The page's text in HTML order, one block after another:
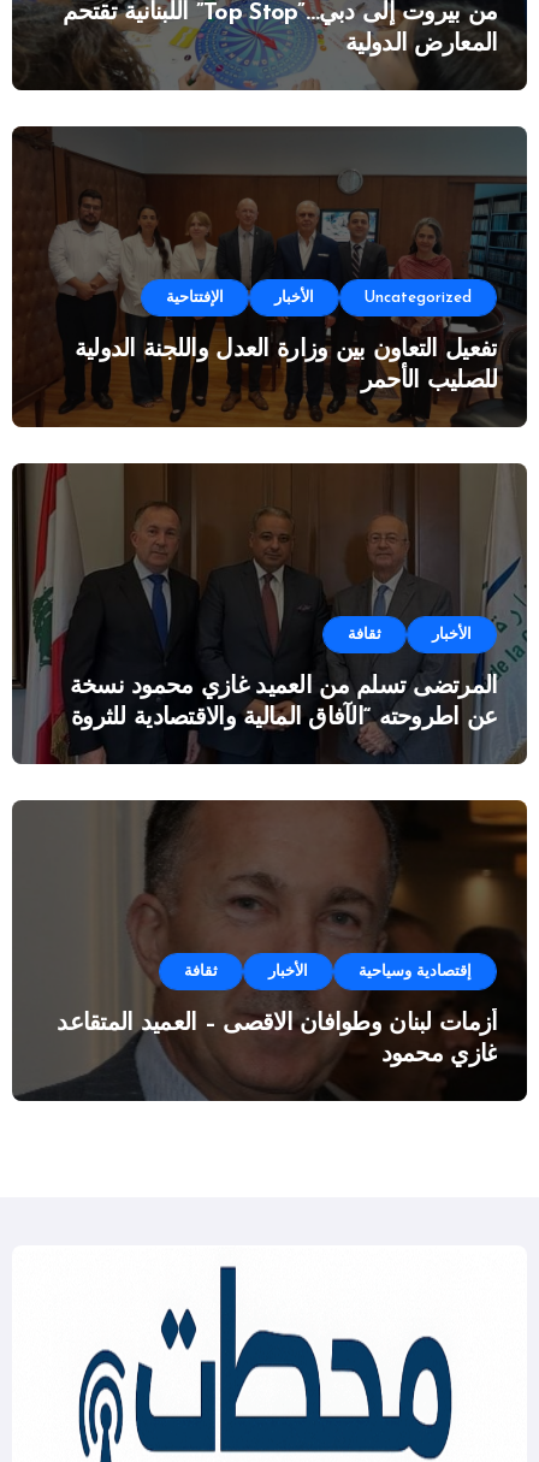
من بيروت إلى دبي…”Top Stop” اللبنانية تقتحم
المعارض الدولية
Uncategorized الأخبار الإفتتاحية
تفعيل التعاون بين وزارة العدل واللجنة الدولية
للصليب الأحمر
الأخبار ثقافة
المرتضى تسلم من العميد غازي محمود نسخة
عن اطروحته “الآفاق المالية والاقتصادية للثروة
إقتصادية وسياحية الأخبار ثقافة
أزمات لبنان وطوافان الاقصى – العميد المتقاعد
غازي محمود